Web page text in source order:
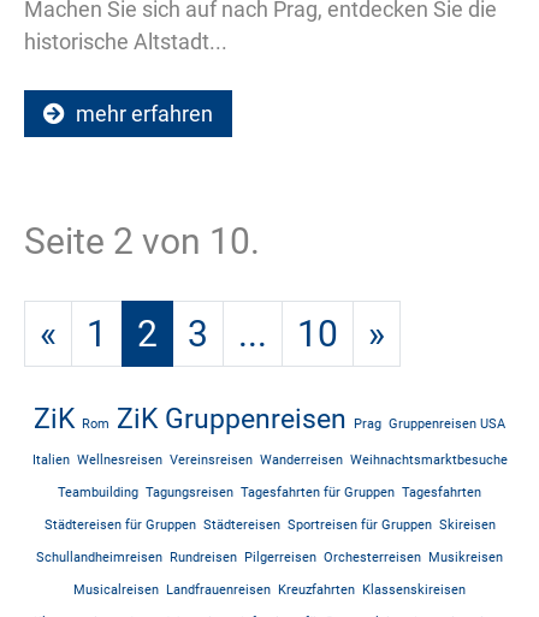
Machen Sie sich auf nach Prag, entdecken Sie die
historische Altstadt...
mehr erfahren
Seite 2 von 10.
« 1 2 3 ... 10 »
ZiK Rom ZiK Gruppenreisen Prag Gruppenreisen USA
Italien Wellnesreisen Vereinsreisen Wanderreisen Weihnachtsmarktbesuche
Teambuilding Tagungsreisen Tagesfahrten für Gruppen Tagesfahrten
Städtereisen für Gruppen Städtereisen Sportreisen für Gruppen Skireisen
Schullandheimreisen Rundreisen Pilgerreisen Orchesterreisen Musikreisen
Musicalreisen Landfrauenreisen Kreuzfahrten Klassenskireisen